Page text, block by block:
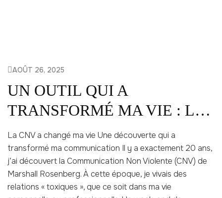
AOÛT 26, 2025
UN OUTIL QUI A
TRANSFORMÉ MA VIE : LA
CNV
La CNV a changé ma vie Une découverte qui a
transformé ma communication Il y a exactement 20 ans,
j’ai découvert la Communication Non Violente (CNV) de
Marshall Rosenberg. À cette époque, je vivais des
relations « toxiques », que ce soit dans ma vie